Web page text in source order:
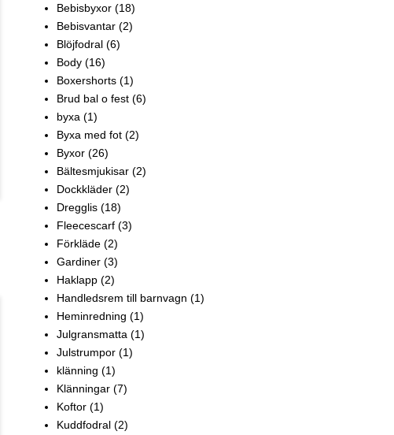
Bebisbyxor (18)
Bebisvantar (2)
Blöjfodral (6)
Body (16)
Boxershorts (1)
Brud bal o fest (6)
byxa (1)
Byxa med fot (2)
Byxor (26)
Bältesmjukisar (2)
Dockkläder (2)
Dregglis (18)
Fleecescarf (3)
Förkläde (2)
Gardiner (3)
Haklapp (2)
Handledsrem till barnvagn (1)
Heminredning (1)
Julgransmatta (1)
Julstrumpor (1)
klänning (1)
Klänningar (7)
Koftor (1)
Kuddfodral (2)